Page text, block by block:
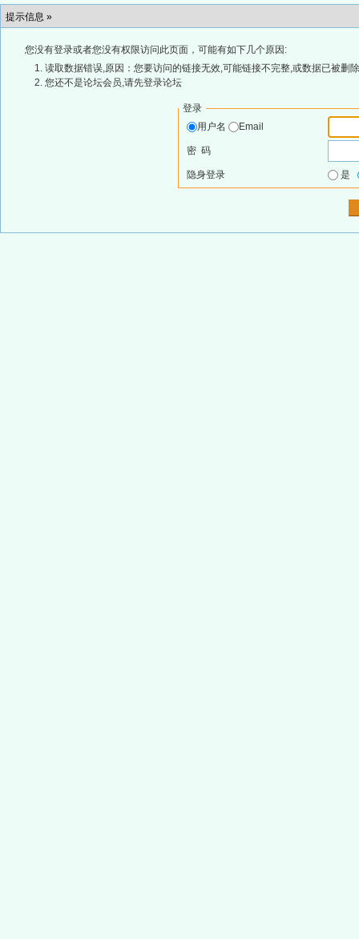
提示信息 »
您没有登录或者您没有权限访问此页面，可能有如下几个原因:
读取数据错误,原因：您要访问的链接无效,可能链接不完整,或数据已被删
您还不是论坛会员,请先登录论坛
登录
用户名
Email
密 码
隐身登录 是